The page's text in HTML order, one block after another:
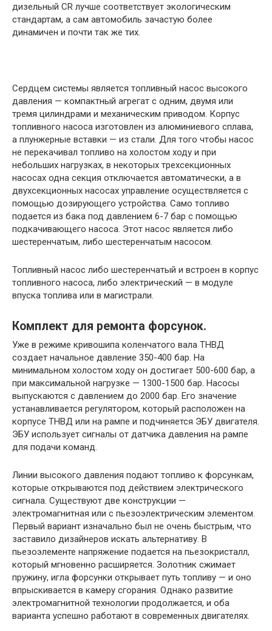
дизельный CR лучше соответствует экологическим
стандартам, а сам автомобиль зачастую более
динамичен и почти так же тих.
Сердцем системы является топливный насос высокого
давления — компактный агрегат с одним, двумя или
тремя цилиндрами и механическим приводом. Корпус
топливного насоса изготовлен из алюминиевого сплава,
а плунжерные вставки — из стали. Для того чтобы насос
не перекачивал топливо на холостом ходу и при
небольших нагрузках, в некоторых трехсекционных
насосах одна секция отключается автоматически, а в
двухсекционных насосах управление осуществляется с
помощью дозирующего устройства. Само топливо
подается из бака под давлением 6-7 бар с помощью
подкачивающего насоса. Этот насос является либо
шестеренчатым, либо шестеренчатым насосом.
Топливный насос либо шестеренчатый и встроен в корпус
топливного насоса, либо электрический — в модуле
впуска топлива или в магистрали.
Комплект для ремонта форсунок.
Уже в режиме кривошипа коленчатого вала ТНВД
создает начальное давление 350-400 бар. На
минимальном холостом ходу он достигает 500-600 бар, а
при максимальной нагрузке — 1300-1500 бар. Насосы
выпускаются с давлением до 2000 бар. Его значение
устанавливается регулятором, который расположен на
корпусе ТНВД или на рампе и подчиняется ЭБУ двигателя.
ЭБУ использует сигналы от датчика давления на рампе
для подачи команд.
Линии высокого давления подают топливо к форсункам,
которые открываются под действием электрического
сигнала. Существуют две конструкции —
электромагнитная или с пьезоэлектрическим элементом.
Первый вариант изначально был не очень быстрым, что
заставило дизайнеров искать альтернативу. В
пьезоэлементе напряжение подается на пьезокристалл,
который мгновенно расширяется. Золотник сжимает
пружину, игла форсунки открывает путь топливу — и оно
впрыскивается в камеру сгорания. Однако развитие
электромагнитной технологии продолжается, и оба
варианта успешно работают в современных двигателях.